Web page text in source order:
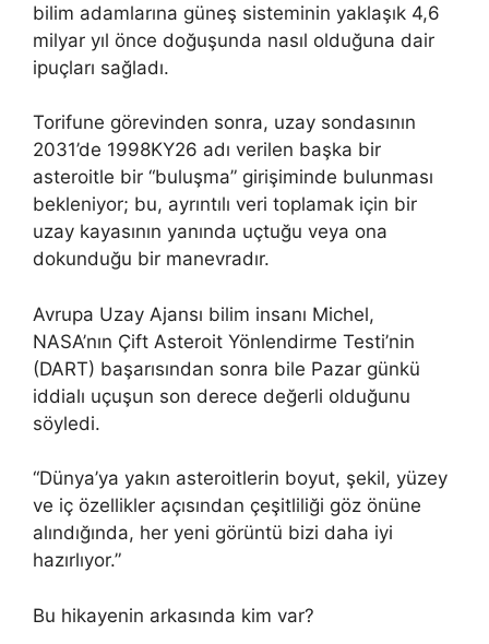
bilim adamlarına güneş sisteminin yaklaşık 4,6
milyar yıl önce doğuşunda nasıl olduğuna dair
ipuçları sağladı.
Torifune görevinden sonra, uzay sondasının
2031’de 1998KY26 adı verilen başka bir
asteroitle bir “buluşma” girişiminde bulunması
bekleniyor; bu, ayrıntılı veri toplamak için bir
uzay kayasının yanında uçtuğu veya ona
dokunduğu bir manevradır.
Avrupa Uzay Ajansı bilim insanı Michel,
NASA’nın Çift Asteroit Yönlendirme Testi’nin
(DART) başarısından sonra bile Pazar günkü
iddialı uçuşun son derece değerli olduğunu
söyledi.
“Dünya’ya yakın asteroitlerin boyut, şekil, yüzey
ve iç özellikler açısından çeşitliliği göz önüne
alındığında, her yeni görüntü bizi daha iyi
hazırlıyor.”
Bu hikayenin arkasında kim var?